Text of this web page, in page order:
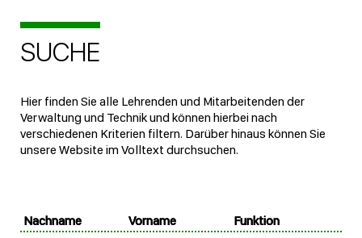
SUCHE
Hier finden Sie alle Lehrenden und Mitarbeitenden der
Verwaltung und Technik und können hierbei nach
verschiedenen Kriterien filtern. Darüber hinaus können Sie
unsere Website im Volltext durchsuchen.
Nachname Vorname Funktion